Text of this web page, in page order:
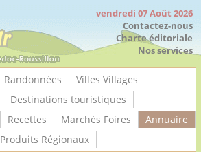
vendredi 07 Août 2026
Contactez-nous
Charte éditoriale
Nos services
Randonnées
Villes Villages
Destinations touristiques
Recettes Marchés Foires
Annuaire
Régionaux